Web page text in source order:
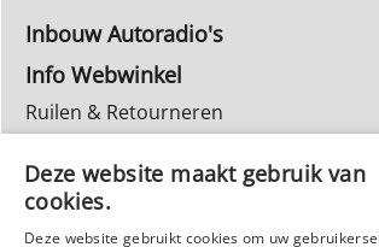
Inbouw Autoradio's
Info Webwinkel
Ruilen & Retourneren
Reparatie
Deze website maakt gebruik van
cookies.
Deze website gebruikt cookies om uw